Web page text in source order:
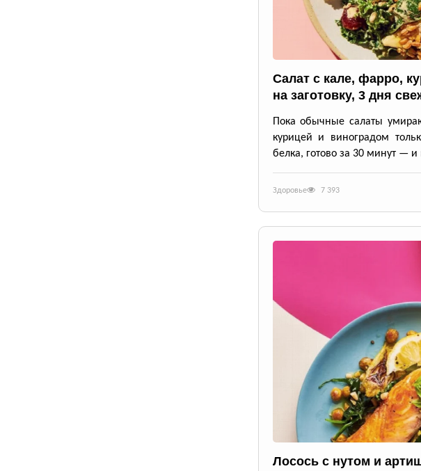
Салат с кале, фарро,
на заготовку, 3 дня
Пока обычные салаты
курицей и виноградом
белка, готово за 30 минут —
Здоровье 7 393
Лосось с нутом и